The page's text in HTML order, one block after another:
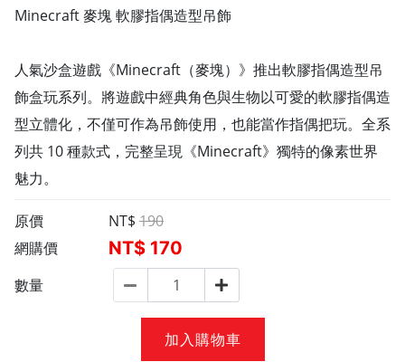
Minecraft 麥塊 軟膠指偶造型吊飾
人氣沙盒遊戲《Minecraft（麥塊）》推出軟膠指偶造型吊
飾盒玩系列。將遊戲中經典角色與生物以可愛的軟膠指偶造
型立體化，不僅可作為吊飾使用，也能當作指偶把玩。全系
列共 10 種款式，完整呈現《Minecraft》獨特的像素世界
魅力。
原價 NT$ 190
網購價
NT$ 170
數量
加入購物車